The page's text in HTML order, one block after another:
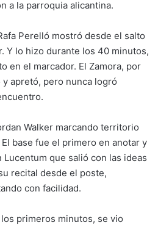
a la parroquia alicantina.
Perelló mostró desde el salto
Y lo hizo durante los 40 minutos,
en el marcador. El Zamora, por
apretó, pero nunca logró
Walker marcando territorio
base fue el primero en anotar y
que salió con las ideas
recital desde el poste,
con facilidad.
primeros minutos, se vio